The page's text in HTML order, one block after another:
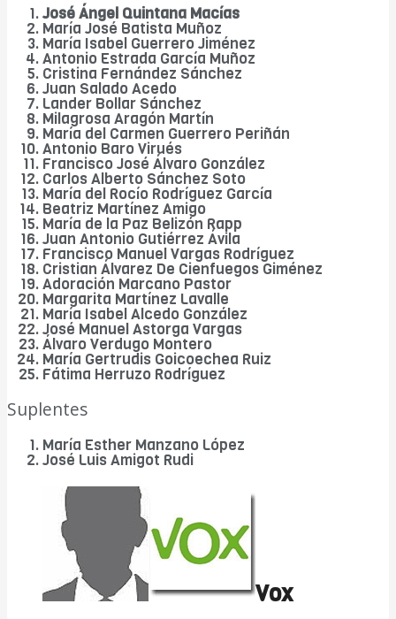
José Ángel Quintana Macías
María José Batista Muñoz
María Isabel Guerrero Jiménez
Antonio Estrada García Muñoz
Cristina Fernández Sánchez
Juan Salado Acedo
Lander Bollar Sánchez
Milagrosa Aragón Martín
María del Carmen Guerrero Periñán
Antonio Baro Virués
Francisco José Álvaro González
Carlos Alberto Sánchez Soto
María del Rocío Rodríguez García
Beatriz Martínez Amigo
María de la Paz Belizón Rapp
Juan Antonio Gutiérrez Ávila
Francisco Manuel Vargas Rodríguez
Cristian Álvarez De Cienfuegos Giménez
Adoración Marcano Pastor
Margarita Martínez Lavalle
María Isabel Alcedo González
José Manuel Astorga Vargas
Álvaro Verdugo Montero
María Gertrudis Goicoechea Ruiz
Fátima Herruzo Rodríguez
Suplentes
María Esther Manzano López
José Luis Amigot Rudi
Vox